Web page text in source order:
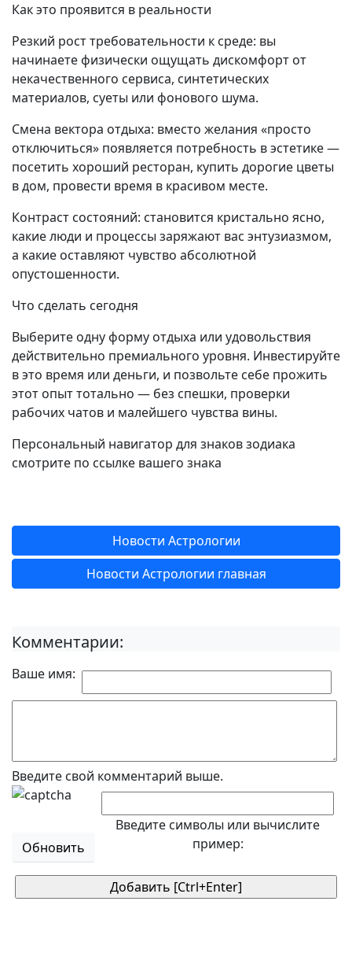
Как это проявится в реальности
Резкий рост требовательности к среде: вы
начинаете физически ощущать дискомфорт от
некачественного сервиса, синтетических
материалов, суеты или фонового шума.
Смена вектора отдыха: вместо желания «просто
отключиться» появляется потребность в эстетике —
посетить хороший ресторан, купить дорогие цветы
в дом, провести время в красивом месте.
Контраст состояний: становится кристально ясно,
какие люди и процессы заряжают вас энтузиазмом,
а какие оставляют чувство абсолютной
опустошенности.
Что сделать сегодня
Выберите одну форму отдыха или удовольствия
действительно премиального уровня. Инвестируйте
в это время или деньги, и позвольте себе прожить
этот опыт тотально — без спешки, проверки
рабочих чатов и малейшего чувства вины.
Персональный навигатор для знаков зодиака
смотрите по ссылке вашего знака
Новости Астрологии
Новости Астрологии главная
Комментарии:
Ваше имя:
Введите свой комментарий выше.
Обновить
Введите символы или вычислите
пример: